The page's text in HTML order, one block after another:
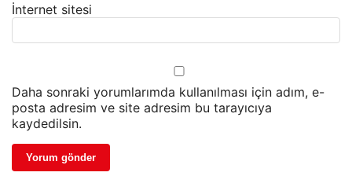
İnternet sitesi
Daha sonraki yorumlarımda kullanılması için adım, e-
posta adresim ve site adresim bu tarayıcıya
kaydedilsin.